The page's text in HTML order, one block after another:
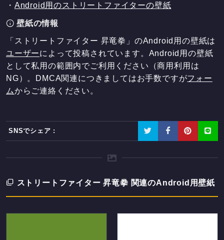
・ Android用のストリートファイターの壁紙
壁紙の情報
「ストリートファイター 昇竜拳」のAndroid用の壁紙は
ユーザーによって投稿されています。Android用の壁紙
として私用の範囲内でご利用ください（商用利用は
NG）。DMCA関連につきましてはお手数ですがフォー
ムからご連絡ください。
SNSでシェア :
ストリートファイター 昇竜拳 関連のAndroid用壁紙